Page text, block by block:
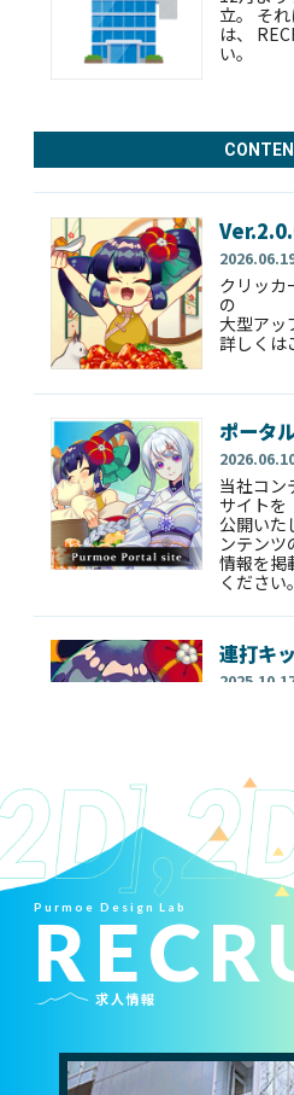
立。 そ
は、
い。
業務提
株式会
ました。
仙台本
7期を迎
増床のた
2024.3.1
仙台市内
す！
採用中！
クリッカ
の
大型アッ
詳しくは
ポータ
当社コン
サイトを
公開いた
ンテンツ
情報を掲
ください。
連打キ
クリッ
幻想～
iOS /
詳しくは
オリジ
Purmoe Design Lab
求人情報